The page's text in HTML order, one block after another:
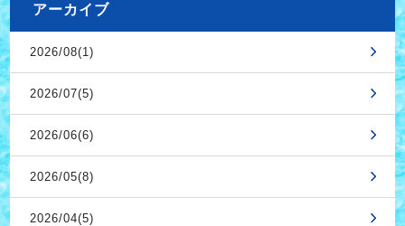
アーカイブ
2026/08(1)
2026/07(5)
2026/06(6)
2026/05(8)
2026/04(5)